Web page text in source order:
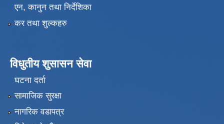
एन, कानुन तथा निर्देशिका
कर तथा शुल्कहरु
विधुतीय शुसासन सेवा
घटना दर्ता
सामाजिक सुरक्षा
नागरिक वडापत्र